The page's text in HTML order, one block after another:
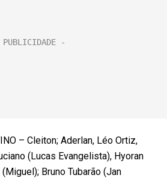
– Cleiton; Aderlan, Léo Ortiz,
(Lucas Evangelista), Hyoran
Bruno Tubarão (Jan